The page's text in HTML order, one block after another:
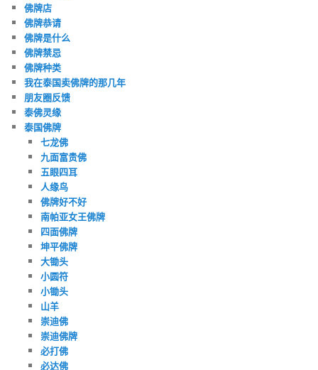
佛牌店
佛牌恭请
佛牌是什么
佛牌禁忌
佛牌种类
我在泰国卖佛牌的那几年
朋友圈反馈
泰佛灵缘
泰国佛牌
七龙佛
九面富贵佛
五眼四耳
人缘鸟
佛牌好不好
南帕亚女王佛牌
四面佛牌
坤平佛牌
大锄头
小圆符
小锄头
山羊
崇迪佛
崇迪佛牌
必打佛
必达佛